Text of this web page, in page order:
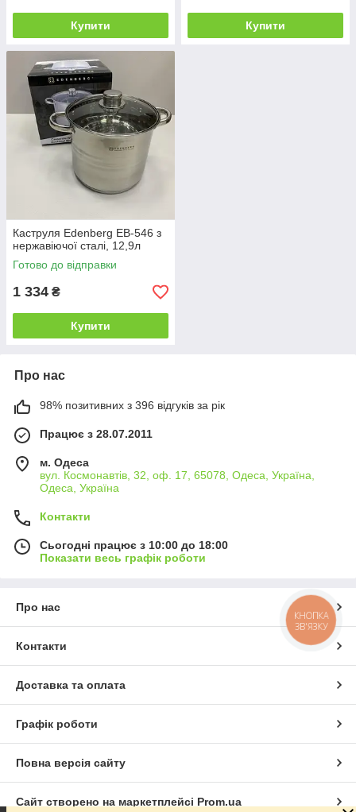
Купити Купити
Каструля Edenberg EB-546 з
нержавіючої сталі, 12,9л
Готово до відправки
1 334 ₴
Купити
Про нас
98% позитивних з 396 відгуків за рік
Працює з 28.07.2011
м. Одеса
вул. Космонавтів, 32, оф. 17, 65078, Одеса, Україна,
Одеса, Україна
Контакти
Сьогодні працює з 10:00 до 18:00
Показати весь графік роботи
Про нас
Контакти
Доставка та оплата
Графік роботи
Повна версія сайту
Сайт створено на маркетплейсі Prom.ua
КНОПКА
ЗВ'ЯЗКУ